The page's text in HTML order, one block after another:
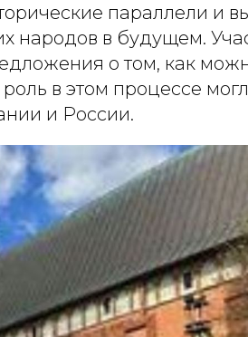
параллели и
народов в будущем.
о том, как
в этом процессе
и России.